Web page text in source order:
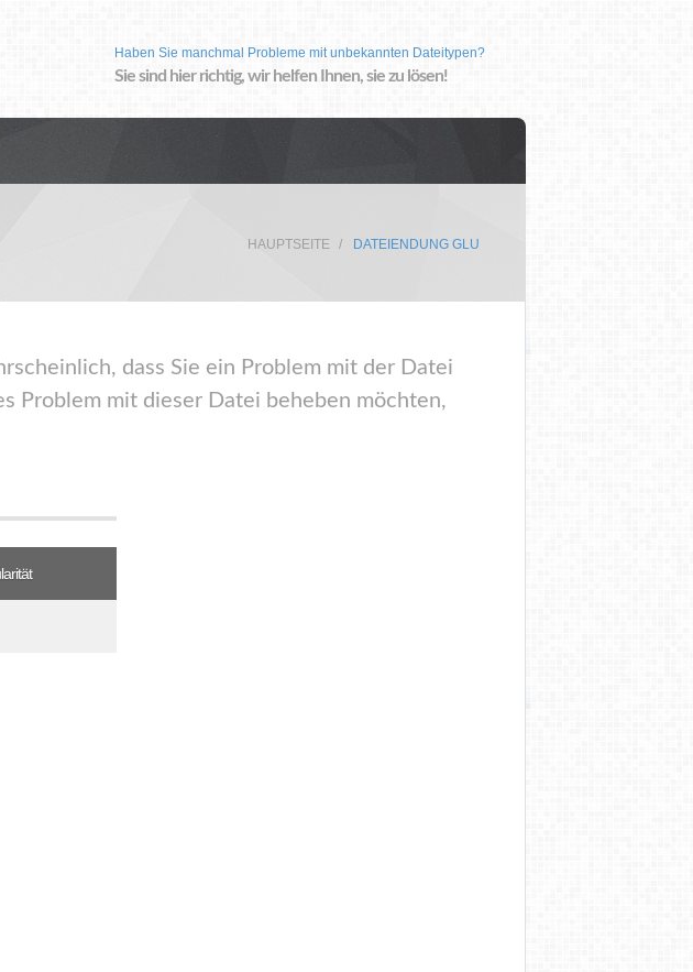
Haben Sie manchmal Probleme mit unbekannten Dateitypen?
Sie sind hier richtig, wir helfen Ihnen, sie zu lösen!
HAUPTSEITE DATEIENDUNG GLU
dass Sie ein Problem mit der Datei
Problem mit dieser Datei beheben möchten,